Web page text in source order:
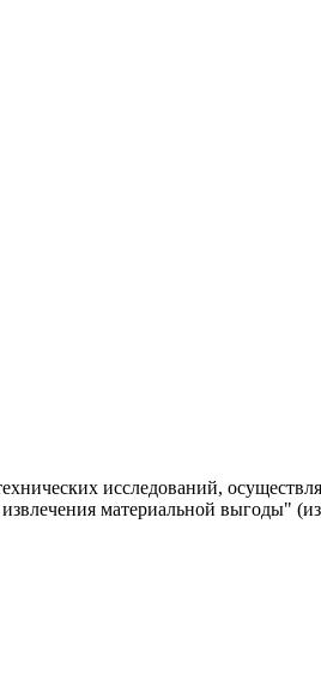
исследований,
материальной выгоды" (из